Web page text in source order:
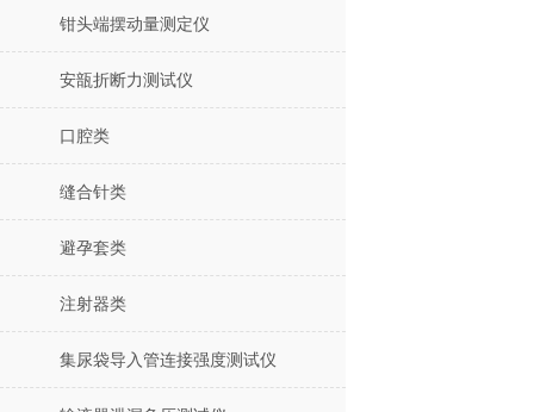
钳头端摆动量测定仪
安瓿折断力测试仪
口腔类
缝合针类
避孕套类
注射器类
集尿袋导入管连接强度测试仪